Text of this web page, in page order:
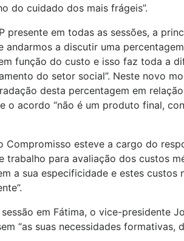
do cuidado dos mais frágeis”.
presente em todas as sessões, a
a discutir uma
função do custo e isso faz toda a
do setor social”. Neste novo
desta percentagem em
o acordo “não é um produto final,
Compromisso esteve a cargo do
para avaliação dos custos
a sua especificidade e estes
em Fátima, o vice-presidente
“as suas necessidades